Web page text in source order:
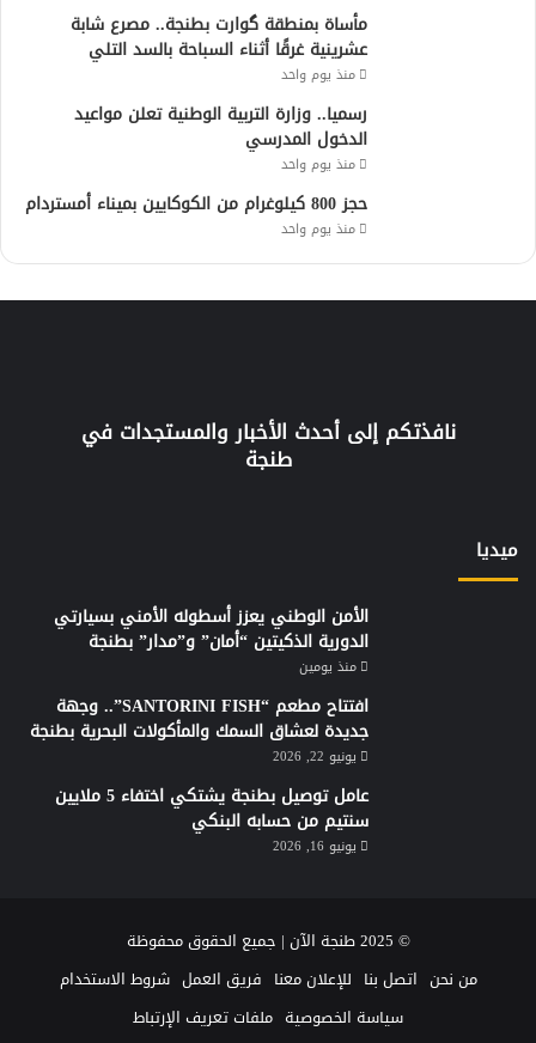
مأساة بمنطقة گوارت بطنجة.. مصرع شابة
عشرينية غرقًا أثناء السباحة بالسد التلي
منذ يوم واحد
رسميا.. وزارة التربية الوطنية تعلن مواعيد
الدخول المدرسي
منذ يوم واحد
حجز 800 كيلوغرام من الكوكايين بميناء أمستردام
منذ يوم واحد
نافذتكم إلى أحدث الأخبار والمستجدات في
طنجة
ميديا
الأمن الوطني يعزز أسطوله الأمني بسيارتي
الدورية الذكيتين “أمان” و”مدار” بطنجة
منذ يومين
افتتاح مطعم “SANTORINI FISH”.. وجهة
جديدة لعشاق السمك والمأكولات البحرية بطنجة
يونيو 22, 2026
عامل توصيل بطنجة يشتكي اختفاء 5 ملايين
سنتيم من حسابه البنكي
يونيو 16, 2026
© 2025 طنجة الآن | جميع الحقوق محفوظة
من نحن اتصل بنا للإعلان معنا فريق العمل شروط الاستخدام
سياسة الخصوصية ملفات تعريف الإرتباط